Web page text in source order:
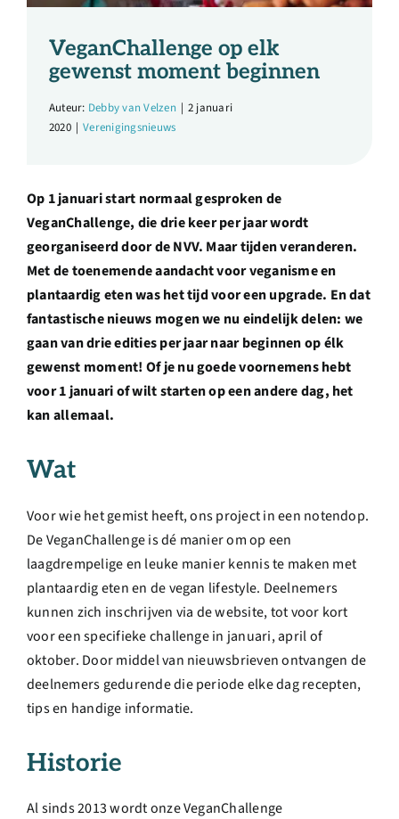
Over ons
Ondernemer
Contact
Shop
English
VeganChallenge op elk
gewenst moment beginnen
Auteur: Debby van Velzen | 2 januari
2020 | Verenigingsnieuws
Op 1 januari start normaal gesproken de
VeganChallenge, die drie keer per jaar wordt
georganiseerd door de NVV. Maar tijden veranderen.
Met de toenemende aandacht voor veganisme en
plantaardig eten was het tijd voor een upgrade. En dat
fantastische nieuws mogen we nu eindelijk delen: we
gaan van drie edities per jaar naar beginnen op élk
gewenst moment! Of je nu goede voornemens hebt
voor 1 januari of wilt starten op een andere dag, het
kan allemaal.
Wat
Voor wie het gemist heeft, ons project in een notendop.
De VeganChallenge is dé manier om op een
laagdrempelige en leuke manier kennis te maken met
plantaardig eten en de vegan lifestyle. Deelnemers
kunnen zich inschrijven via de website, tot voor kort
voor een specifieke challenge in januari, april of
oktober. Door middel van nieuwsbrieven ontvangen de
deelnemers gedurende die periode elke dag recepten,
tips en handige informatie.
Historie
Al sinds 2013 wordt onze VeganChallenge